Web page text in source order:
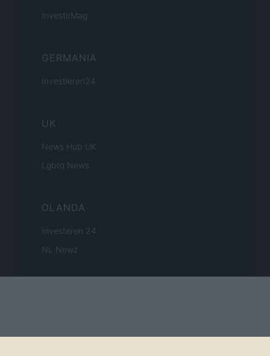
InvestirMag
GERMANIA
Investieren24
UK
News Hub UK
Lgbtq News
OLANDA
Investeren 24
NL Newz